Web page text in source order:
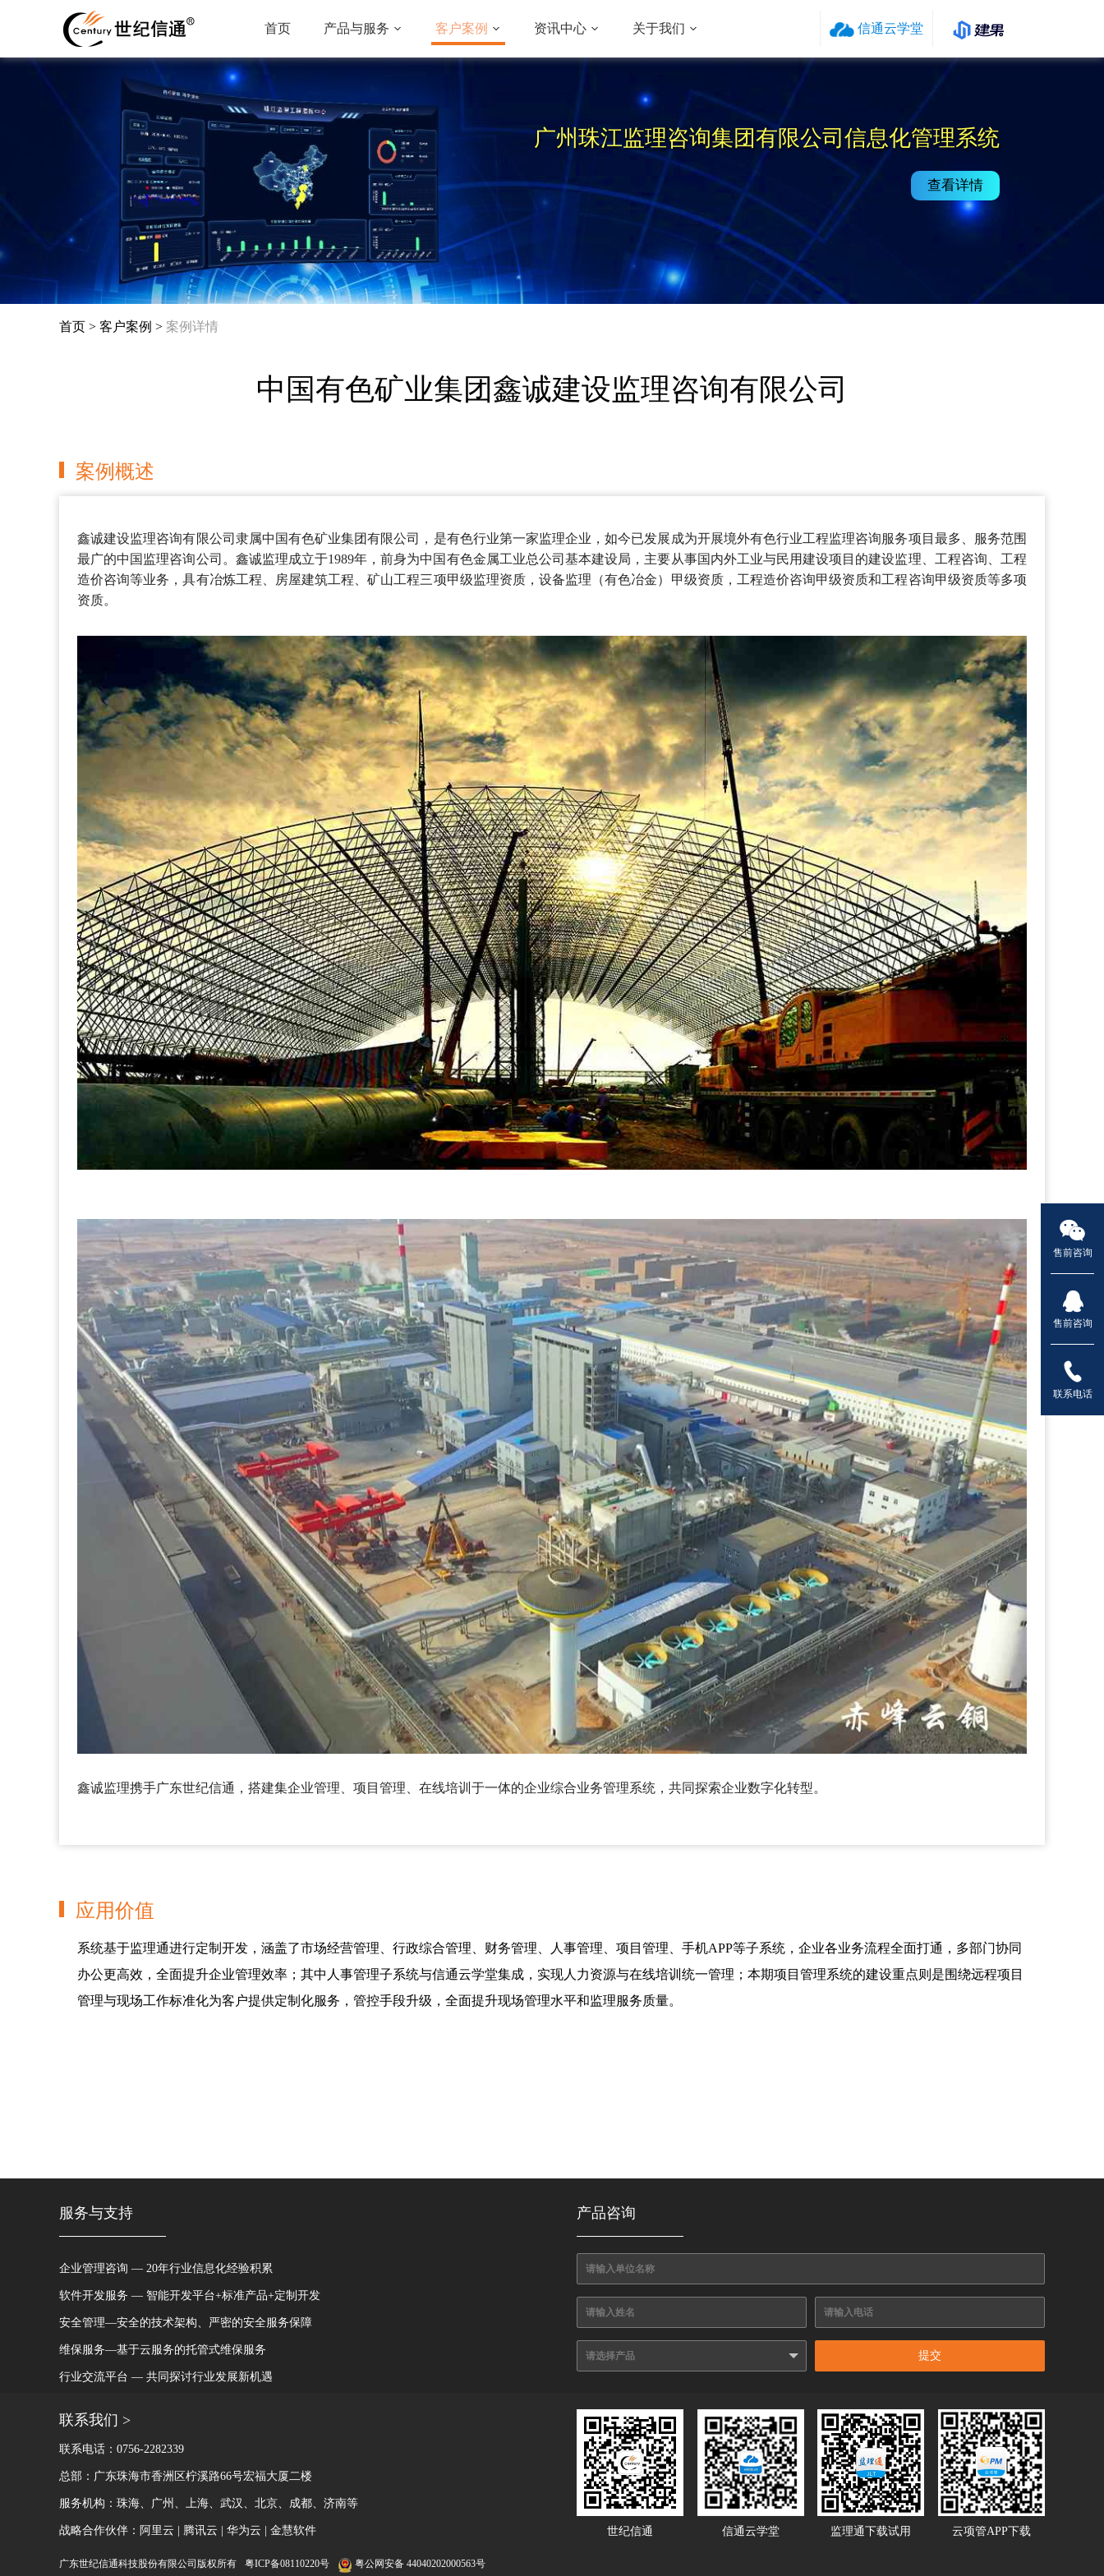
首页 产品与服务 客户案例 资讯中心 关于我们 信通云学堂
广州珠江监理咨询集团有限公司信息化管理系统
查看详情
首页 > 客户案例 > 案例详情
中国有色矿业集团鑫诚建设监理咨询有限公司
案例概述
鑫诚建设监理咨询有限公司隶属中国有色矿业集团有限公司，是有色行业第一家监理企业，如今已发展成为开展境外有色行业工程监理咨询服务项目最多、服务范围
最广的中国监理咨询公司。鑫诚监理成立于1989年，前身为中国有色金属工业总公司基本建设局，主要从事国内外工业与民用建设项目的建设监理、工程咨询、工程
造价咨询等业务，具有冶炼工程、房屋建筑工程、矿山工程三项甲级监理资质，设备监理（有色冶金）甲级资质，工程造价咨询甲级资质和工程咨询甲级资质等多项
资质。
鑫诚监理携手广东世纪信通，搭建集企业管理、项目管理、在线培训于一体的企业综合业务管理系统，共同探索企业数字化转型。
应用价值
系统基于监理通进行定制开发，涵盖了市场经营管理、行政综合管理、财务管理、人事管理、项目管理、手机APP等子系统，企业各业务流程全面打通，多部门协同
办公更高效，全面提升企业管理效率；其中人事管理子系统与信通云学堂集成，实现人力资源与在线培训统一管理；本期项目管理系统的建设重点则是围绕远程项目
管理与现场工作标准化为客户提供定制化服务，管控手段升级，全面提升现场管理水平和监理服务质量。
服务与支持
企业管理咨询 — 20年行业信息化经验积累
软件开发服务 — 智能开发平台+标准产品+定制开发
安全管理—安全的技术架构、严密的安全服务保障
维保服务—基于云服务的托管式维保服务
行业交流平台 — 共同探讨行业发展新机遇
产品咨询
提交
联系我们 >
联系电话：0756-2282339
总部：广东珠海市香洲区柠溪路66号宏福大厦二楼
服务机构：珠海、广州、上海、武汉、北京、成都、济南等
战略合作伙伴：阿里云 | 腾讯云 | 华为云 | 金慧软件 世纪信通 信通云学堂 监理通下载试用 云项管APP下载
广东世纪信通科技股份有限公司版权所有 粤ICP备08110220号 粤公网安备 44040202000563号
售前咨询
售前咨询
联系电话